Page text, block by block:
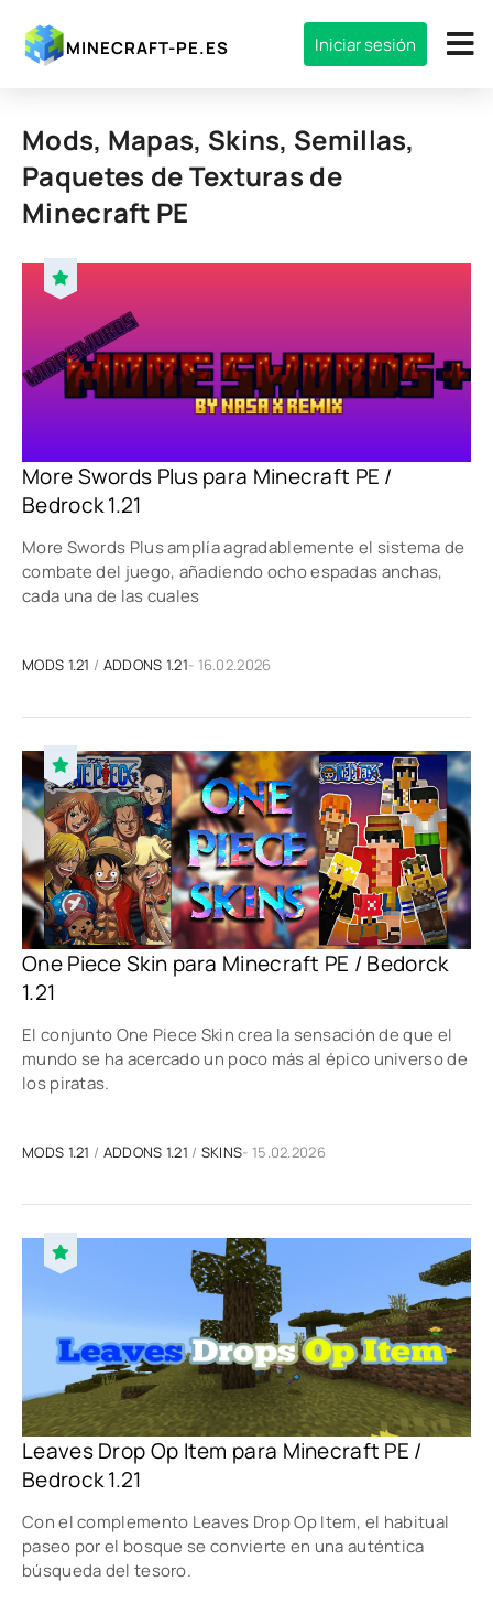
MINECRAFT-PE.ES Iniciar sesión
Mods, Mapas, Skins, Semillas,
Paquetes de Texturas de
Minecraft PE
More Swords Plus para Minecraft PE /
Bedrock 1.21
More Swords Plus amplía agradablemente el sistema de
combate del juego, añadiendo ocho espadas anchas,
cada una de las cuales
MODS 1.21 / ADDONS 1.21- 16.02.2026
One Piece Skin para Minecraft PE / Bedorck
1.21
El conjunto One Piece Skin crea la sensación de que el
mundo se ha acercado un poco más al épico universo de
los piratas.
MODS 1.21 / ADDONS 1.21 / SKINS- 15.02.2026
Leaves Drop Op Item para Minecraft PE /
Bedrock 1.21
Con el complemento Leaves Drop Op Item, el habitual
paseo por el bosque se convierte en una auténtica
búsqueda del tesoro.